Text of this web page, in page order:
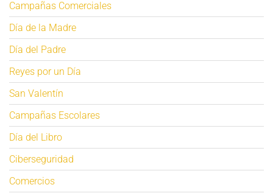
Campañas Comerciales
Día de la Madre
Día del Padre
Reyes por un Día
San Valentín
Campañas Escolares
Día del Libro
Ciberseguridad
Comercios